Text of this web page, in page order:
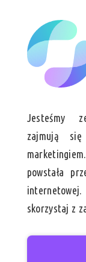
Jesteśmy
zajmują
powstała
skorzystaj z